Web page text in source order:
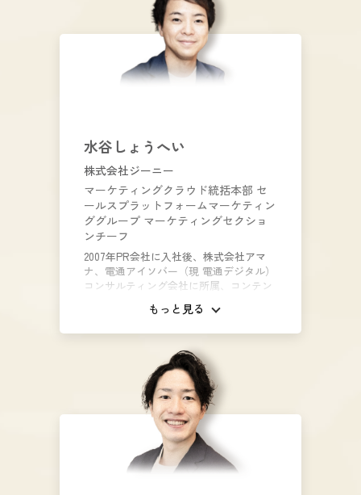
水谷しょうへい
株式会社ジーニー
マーケティングクラウド統括本部 セ
ールスプラットフォームマーケティン
ググループ マーケティングセクショ
ンチーフ
2007年PR会社に入社後、株式会社アマ
ナ、電通アイソバー（現 電通デジタル）
コンサルティング会社に所属、コンテン
ツ企画とデータ分析を用いて100社以上
のマーケティングを支援。 2020年4月よ
ジタルマーケティングのセミナー講師な
もっと見る